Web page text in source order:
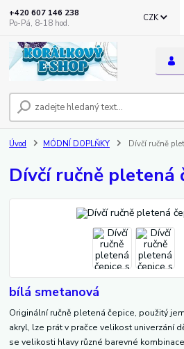
CZK
+420 607 146 238
Po-Pá, 8-18 hod.
Úvod MÓDNÍ DOPLŇKY Dívčí ručně
Dívčí ručně pletená
bílá smetanová
Originální ručně pletená čepice, použitý
akryl, lze prát v pračce velikost univerzání
se velikosti hlavy různé barevné kombinace